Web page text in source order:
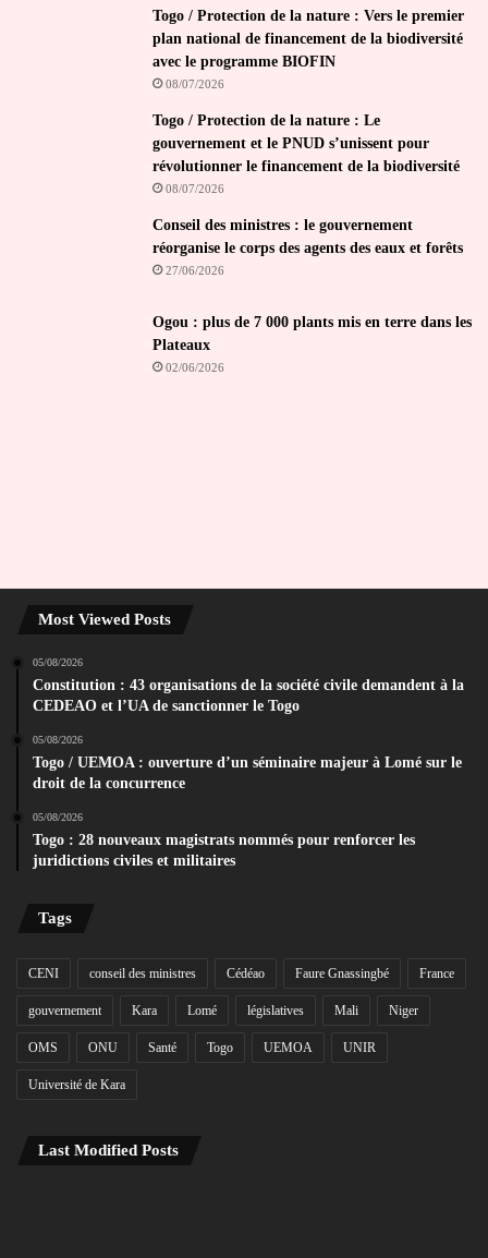
Togo / Protection de la nature : Vers le premier
plan national de financement de la biodiversité
avec le programme BIOFIN
08/07/2026
Togo / Protection de la nature : Le
gouvernement et le PNUD s’unissent pour
révolutionner le financement de la biodiversité
08/07/2026
Conseil des ministres : le gouvernement
réorganise le corps des agents des eaux et forêts
27/06/2026
Ogou : plus de 7 000 plants mis en terre dans les
Plateaux
02/06/2026
Most Viewed Posts
05/08/2026
Constitution : 43 organisations de la société civile demandent à la
CEDEAO et l’UA de sanctionner le Togo
05/08/2026
Togo / UEMOA : ouverture d’un séminaire majeur à Lomé sur le
droit de la concurrence
05/08/2026
Togo : 28 nouveaux magistrats nommés pour renforcer les
juridictions civiles et militaires
Tags
CENI conseil des ministres Cédéao Faure Gnassingbé France
gouvernement Kara Lomé législatives Mali Niger
OMS ONU Santé Togo UEMOA UNIR
Université de Kara
Last Modified Posts